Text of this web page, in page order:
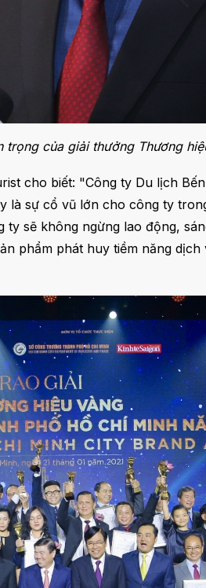
của giải thưởng Thương
cho biết: "Công ty Du lịch
là sự cổ vũ lớn cho công ty
sẽ không ngừng lao động,
phẩm phát huy tiềm năng